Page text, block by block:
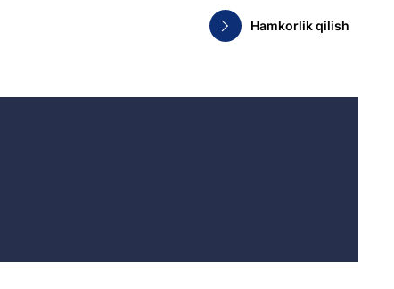
Hamkorlik qilish